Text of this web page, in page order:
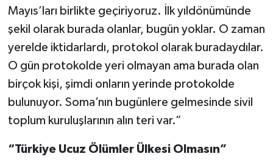
Mayıs’ları birlikte geçiriyoruz. İlk yıldönümünde
şekil olarak burada olanlar, bugün yoklar. O zaman
yerelde iktidarlardı, protokol olarak buradaydılar.
O gün protokolde yeri olmayan ama burada olan
birçok kişi, şimdi onların yerinde protokolde
bulunuyor. Soma’nın bugünlere gelmesinde sivil
toplum kuruluşlarının alın teri var.”
“Türkiye Ucuz Ölümler Ülkesi Olmasın”